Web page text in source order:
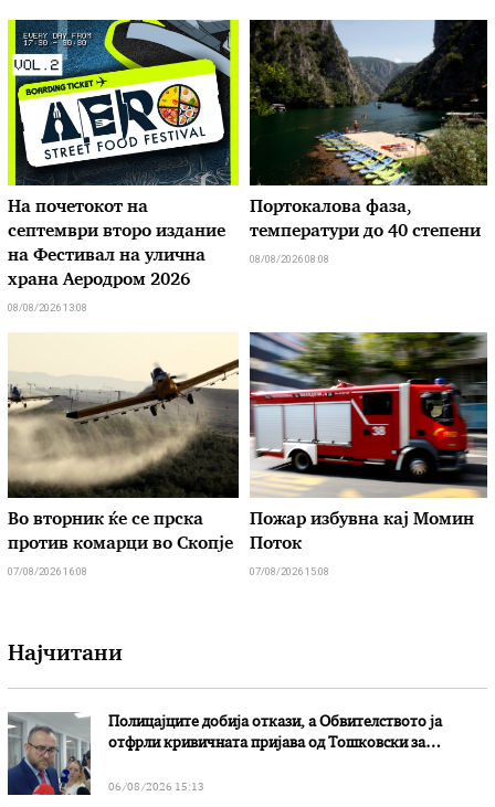
На почетокот на
септември второ издание
на Фестивал на улична
храна Аеродром 2026
08/08/2026 13:08
Портокалова фаза,
температури до 40 степени
08/08/2026 08:08
Во вторник ќе се прска
против комарци во Скопје
07/08/2026 16:08
Пожар избувна кај Момин
Поток
07/08/2026 15:08
Најчитани
Полицајците добија откази, а Обвителството ја
отфрли кривичната пријава од Тошковски за
06/08/2026 15:13